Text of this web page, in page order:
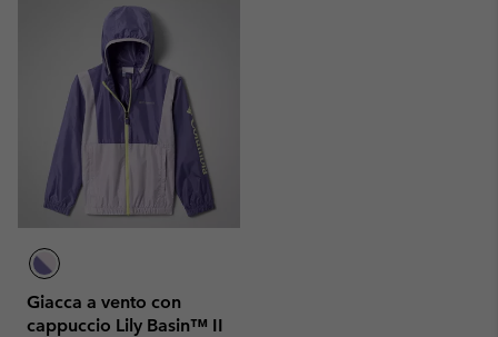
Giacca a vento con
cappuccio Lily Basin™ II